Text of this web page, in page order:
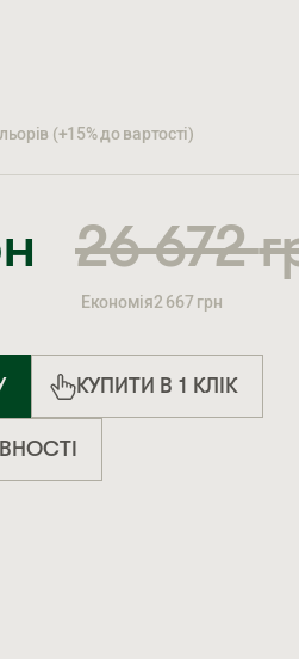
(+15% до вартості)
26 672
Економія2 667грн
КУПИТИ В 1 КЛІК